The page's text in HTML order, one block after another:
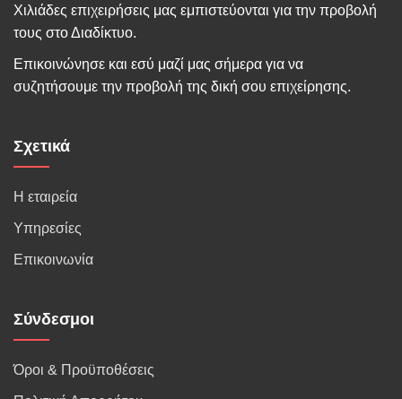
Χιλιάδες επιχειρήσεις μας εμπιστεύονται για την προβολή
τους στο Διαδίκτυο.
Επικοινώνησε και εσύ μαζί μας σήμερα για να
συζητήσουμε την προβολή της δική σου επιχείρησης.
Σχετικά
Η εταιρεία
Υπηρεσίες
Επικοινωνία
Σύνδεσμοι
Όροι & Προϋποθέσεις